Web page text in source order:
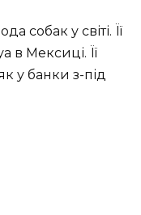
собак у світі. Її
в Мексиці. Її
у банки з-під